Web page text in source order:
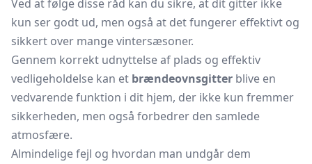
Ved at følge disse råd kan du sikre, at dit gitter ikke
kun ser godt ud, men også at det fungerer effektivt og
sikkert over mange vintersæsoner.
Gennem korrekt udnyttelse af plads og effektiv
vedligeholdelse kan et brændeovnsgitter blive en
vedvarende funktion i dit hjem, der ikke kun fremmer
sikkerheden, men også forbedrer den samlede
atmosfære.
Almindelige fejl og hvordan man undgår dem